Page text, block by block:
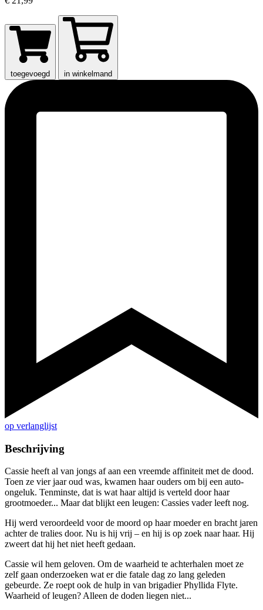
toegevoegd in winkelmand
op verlanglijst
Beschrijving
Cassie heeft al van jongs af aan een vreemde affiniteit met de dood.
Toen ze vier jaar oud was, kwamen haar ouders om bij een auto-
ongeluk. Tenminste, dat is wat haar altijd is verteld door haar
grootmoeder... Maar dat blijkt een leugen: Cassies vader leeft nog.
Hij werd veroordeeld voor de moord op haar moeder en bracht jaren
achter de tralies door. Nu is hij vrij – en hij is op zoek naar haar. Hij
zweert dat hij het niet heeft gedaan.
Cassie wil hem geloven. Om de waarheid te achterhalen moet ze
zelf gaan onderzoeken wat er die fatale dag zo lang geleden
gebeurde. Ze roept ook de hulp in van brigadier Phyllida Flyte.
Waarheid of leugen? Alleen de doden liegen niet...